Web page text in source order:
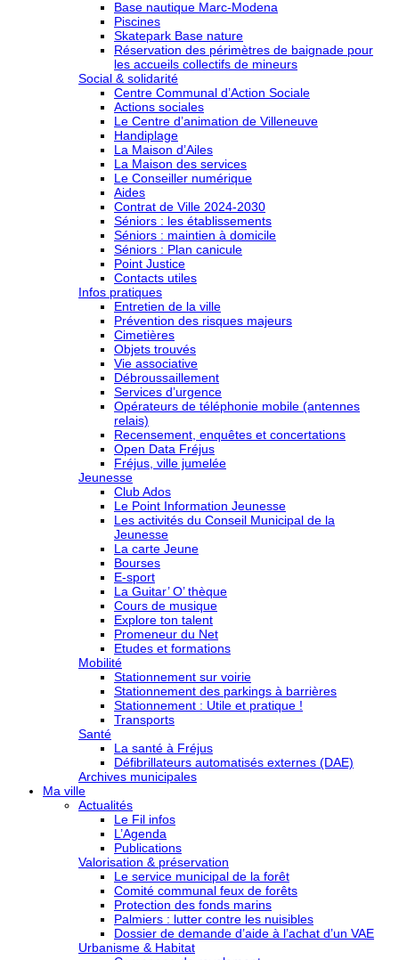
Base nautique Marc-Modena
Piscines
Skatepark Base nature
Réservation des périmètres de baignade pour
les accueils collectifs de mineurs
Social & solidarité
Centre Communal d’Action Sociale
Actions sociales
Le Centre d’animation de Villeneuve
Handiplage
La Maison d’Ailes
La Maison des services
Le Conseiller numérique
Aides
Contrat de Ville 2024-2030
Séniors : les établissements
Séniors : maintien à domicile
Séniors : Plan canicule
Point Justice
Contacts utiles
Infos pratiques
Entretien de la ville
Prévention des risques majeurs
Cimetières
Objets trouvés
Vie associative
Débroussaillement
Services d’urgence
Opérateurs de téléphonie mobile (antennes
relais)
Recensement, enquêtes et concertations
Open Data Fréjus
Fréjus, ville jumelée
Jeunesse
Club Ados
Le Point Information Jeunesse
Les activités du Conseil Municipal de la
Jeunesse
La carte Jeune
Bourses
E-sport
La Guitar’ O’ thèque
Cours de musique
Explore ton talent
Promeneur du Net
Etudes et formations
Mobilité
Stationnement sur voirie
Stationnement des parkings à barrières
Stationnement : Utile et pratique !
Transports
Santé
La santé à Fréjus
Défibrillateurs automatisés externes (DAE)
Archives municipales
Ma ville
Actualités
Le Fil infos
L’Agenda
Publications
Valorisation & préservation
Le service municipal de la forêt
Comité communal feux de forêts
Protection des fonds marins
Palmiers : lutter contre les nuisibles
Dossier de demande d’aide à l’achat d’un VAE
Urbanisme & Habitat